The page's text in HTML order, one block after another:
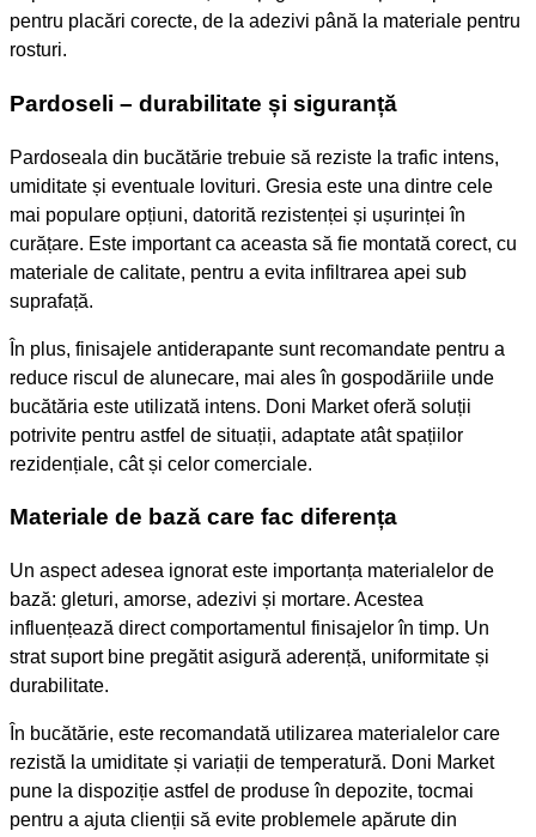
pentru placări corecte, de la adezivi până la materiale pentru
rosturi.
Pardoseli – durabilitate și siguranță
Pardoseala din bucătărie trebuie să reziste la trafic intens,
umiditate și eventuale lovituri. Gresia este una dintre cele
mai populare opțiuni, datorită rezistenței și ușurinței în
curățare. Este important ca aceasta să fie montată corect, cu
materiale de calitate, pentru a evita infiltrarea apei sub
suprafață.
În plus, finisajele antiderapante sunt recomandate pentru a
reduce riscul de alunecare, mai ales în gospodăriile unde
bucătăria este utilizată intens. Doni Market oferă soluții
potrivite pentru astfel de situații, adaptate atât spațiilor
rezidențiale, cât și celor comerciale.
Materiale de bază care fac diferența
Un aspect adesea ignorat este importanța materialelor de
bază: gleturi, amorse, adezivi și mortare. Acestea
influențează direct comportamentul finisajelor în timp. Un
strat suport bine pregătit asigură aderență, uniformitate și
durabilitate.
În bucătărie, este recomandată utilizarea materialelor care
rezistă la umiditate și variații de temperatură. Doni Market
pune la dispoziție astfel de produse în depozite, tocmai
pentru a ajuta clienții să evite problemele apărute din